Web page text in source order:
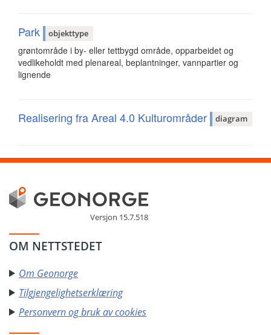
Park objekttype
grøntområde i by- eller tettbygd område, opparbeidet og
vedlikeholdt med plenareal, beplantninger, vannpartier og
lignende
Realisering fra Areal 4.0 Kulturområder diagram